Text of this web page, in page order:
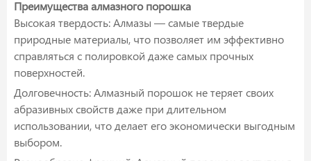
Преимущества алмазного порошка
Высокая твердость: Алмазы — самые твердые
природные материалы, что позволяет им эффективно
справляться с полировкой даже самых прочных
поверхностей.
Долговечность: Алмазный порошок не теряет своих
абразивных свойств даже при длительном
использовании, что делает его экономически выгодным
выбором.